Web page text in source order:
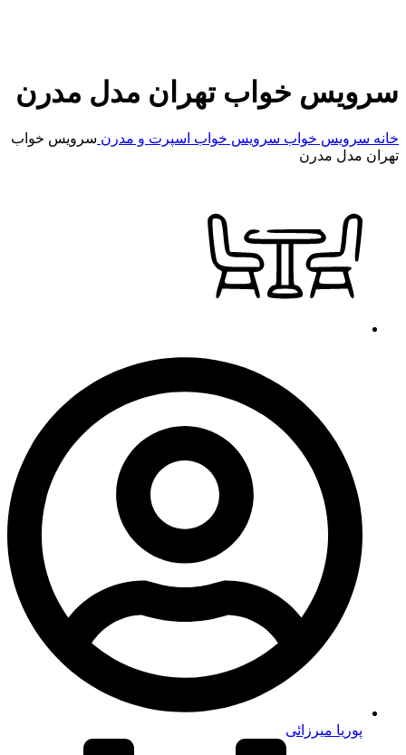
سرویس خواب تهران مدل مدرن
خانه سرویس خواب سرویس خواب اسپرت و مدرن سرویس خواب
تهران مدل مدرن
پوریا میرزائی